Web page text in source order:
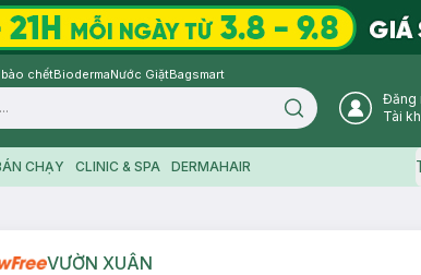
bào chếtBiodermaNước GiặtBagsmart
Search icon
Đăng
Tài
CHẠY CLINIC & SPA DERMAHAIR
VƯỜN XUÂN